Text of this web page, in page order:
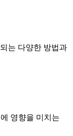
는 다양한 방법과
영향을 미치는